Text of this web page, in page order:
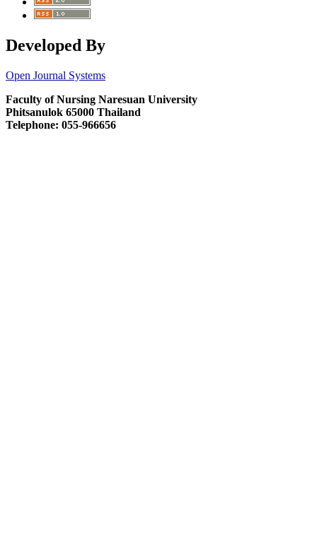
Developed By
Open Journal Systems
Faculty of Nursing Naresuan University
Phitsanulok 65000 Thailand
Telephone: 055-966656